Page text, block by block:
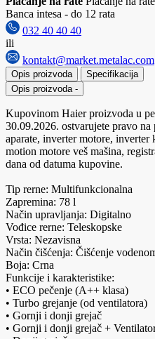
Banca intesa - do 12 rata
032 40 40 40
ili
kontakt@market.metalac.com
Opis proizvoda
Specifikacija
Opis proizvoda -
Kupovinom Haier proizvoda u
30.09.2026. ostvarujete pravo
aparate, inverter motore,
motion motore veš mašina,
dana od datuma kupovine.
Tip rerne: Multifunkcionalna
Zapremina: 78 l
Način upravljanja: Digitalno
Vođice rerne: Teleskopske
Vrsta: Nezavisna
Način čišćenja: Čišćenje
Boja: Crna
Funkcije i karakteristike:
• ECO pečenje (A++ klasa)
• Turbo grejanje (od ventilatora)
• Gornji i donji grejač
• Gornji i donji grejač +